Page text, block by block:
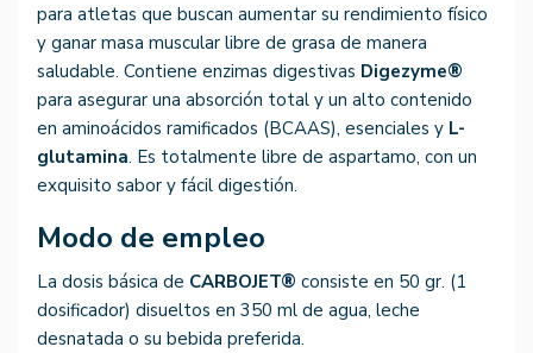
para atletas que buscan aumentar su rendimiento físico
y ganar masa muscular libre de grasa de manera
saludable. Contiene enzimas digestivas Digezyme®
para asegurar una absorción total y un alto contenido
en aminoácidos ramificados (BCAAS), esenciales y L-
glutamina. Es totalmente libre de aspartamo, con un
exquisito sabor y fácil digestión.
Modo de empleo
La dosis básica de CARBOJET® consiste en 50 gr. (1
dosificador) disueltos en 350 ml de agua, leche
desnatada o su bebida preferida.